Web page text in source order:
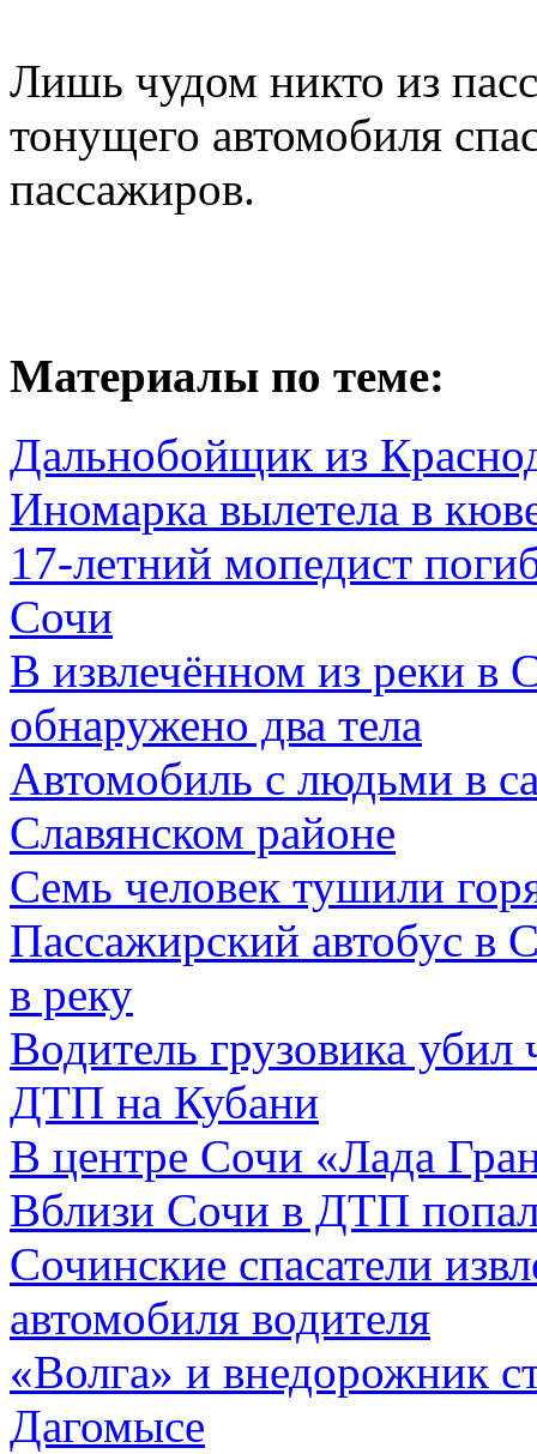
Лишь чудом никто из
тонущего автомобиля
пассажиров.
Материалы по теме:
Дальнобойщик из
Иномарка вылетела в
17-летний мопедист
Сочи
В извлечённом из реки в
обнаружено два тела
Автомобиль с людьми в
Славянском районе
Семь человек тушили
Пассажирский автобус в
в реку
Водитель грузовика
ДТП на Кубани
В центре Сочи «Лада
Вблизи Сочи в ДТП
Сочинские спасатели
автомобиля водителя
«Волга» и внедорожник
Дагомысе